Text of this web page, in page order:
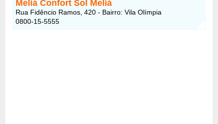
Meliá Confort Sol Meliá
Rua Fidêncio Ramos, 420 - Bairro: Vila Olímpia
0800-15-5555